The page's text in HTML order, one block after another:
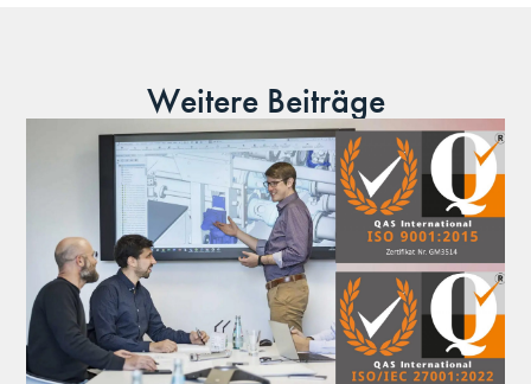
Weitere Beiträge